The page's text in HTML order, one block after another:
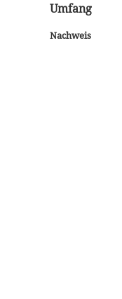
Umfang
Nachweis